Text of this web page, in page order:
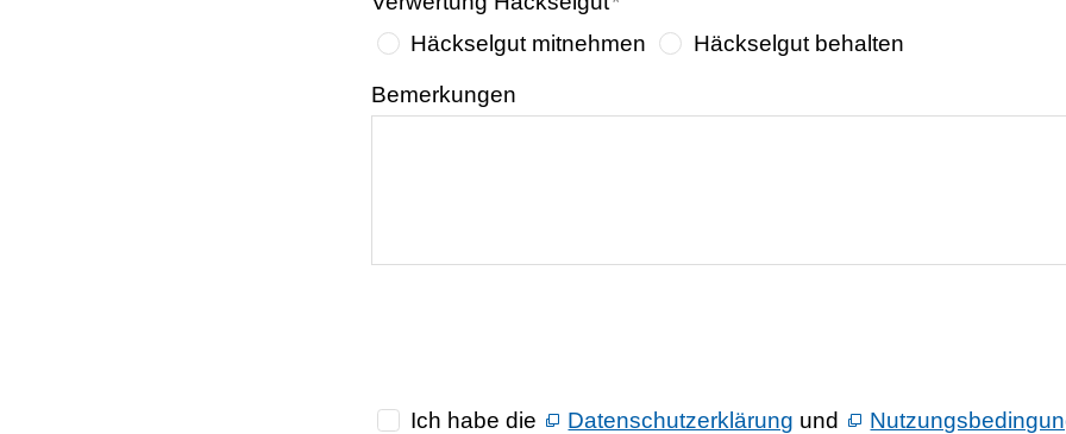
Häckselgut mitnehmen
Häckselgut behalten
Bemerkungen
Ich habe die Datenschutzerklärung und